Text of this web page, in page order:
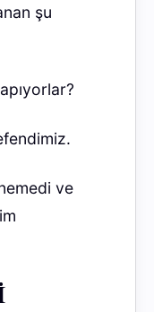
şu
ve